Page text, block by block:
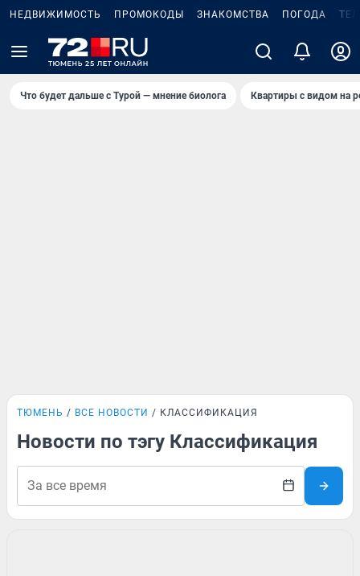
НЕДВИЖИМОСТЬ ПРОМОКОДЫ ЗНАКОМСТВА ПОГОДА
Что будет дальше с Турой — мнение биолога Квартиры с видом на
ТЮМЕНЬ ВСЕ НОВОСТИ КЛАССИФИКАЦИЯ
Новости по тэгу Классификация